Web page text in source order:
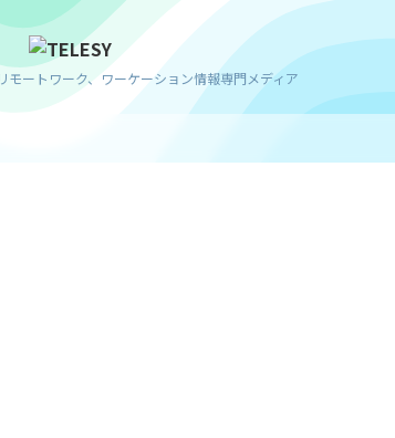
モートワーク、ワーケーション情報専門メディア